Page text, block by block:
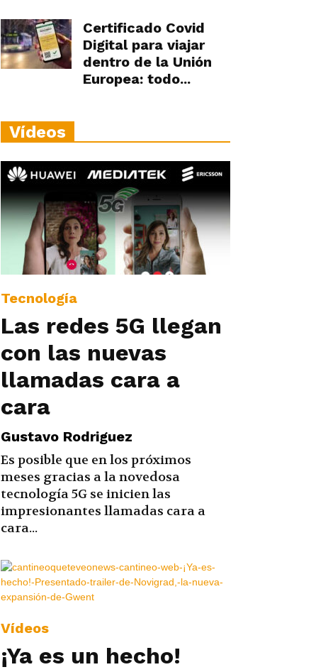
Certificado Covid
Digital para viajar
dentro de la Unión
Europea: todo...
Vídeos
Tecnología
Las redes 5G llegan
con las nuevas
llamadas cara a
cara
Gustavo Rodriguez
Es posible que en los próximos
meses gracias a la novedosa
tecnología 5G se inicien las
impresionantes llamadas cara a
cara...
Vídeos
¡Ya es un hecho!